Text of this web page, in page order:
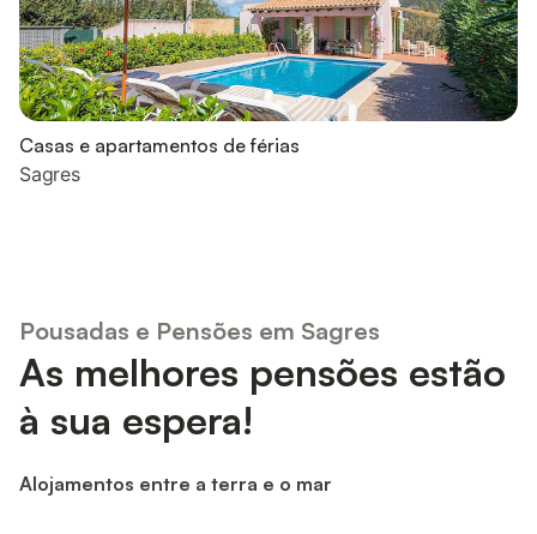
Casas e apartamentos de férias
Sagres
Pousadas e Pensões em Sagres
As melhores pensões estão
à sua espera!
Alojamentos entre a terra e o mar